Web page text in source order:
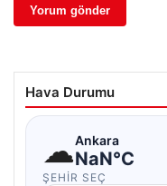
Hava Durumu
☁Ankara
NaN°C
ŞEHIR SEÇ